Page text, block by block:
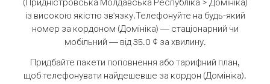
із високою якістю зв'язку.Телефонуйте на будь-який
номер за кордоном (Домініка) — стаціонарний чи
мобільний — від 35.0 ¢ за хвилину.
Придбайте пакети поповнення або тарифний план,
щоб телефонувати найдешевше за кордон (Домініка).